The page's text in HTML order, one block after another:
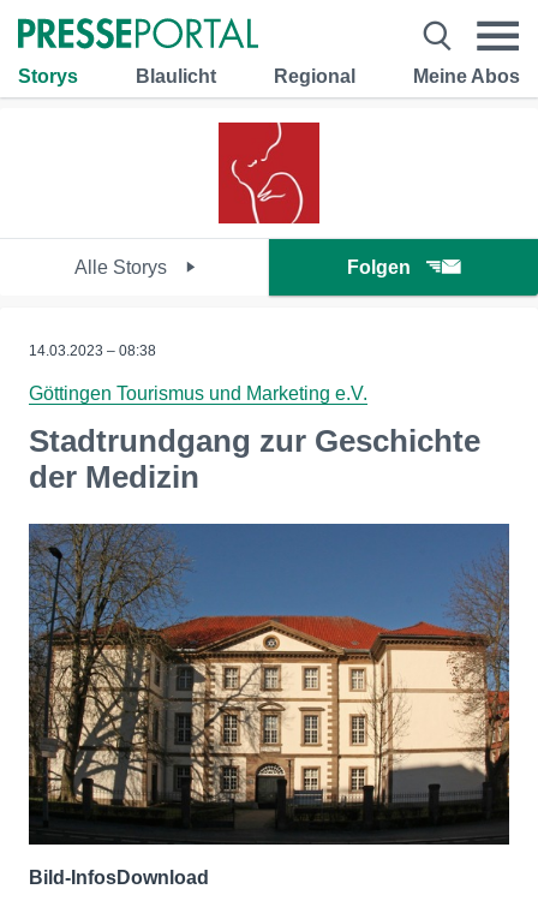
Storys Blaulicht Regional Meine Abos
Alle Storys Folgen
14.03.2023 – 08:38
Göttingen Tourismus und Marketing e.V.
Stadtrundgang zur Geschichte
der Medizin
Bild-InfosDownload